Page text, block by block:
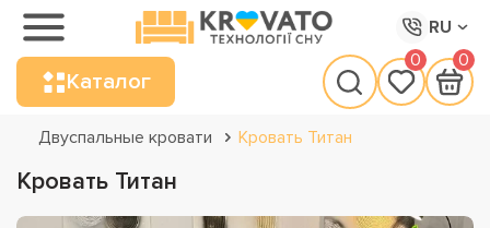
RU
Каталог
0 0
Двуспальные кровати Кровать Титан
Кровать Титан